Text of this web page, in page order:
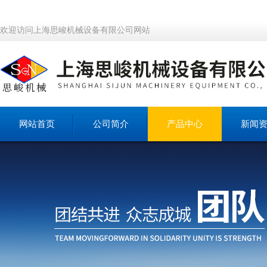
欢迎访问上海思峻机械设备有限公司网站
网站首页 公司简介 产品中心 新闻